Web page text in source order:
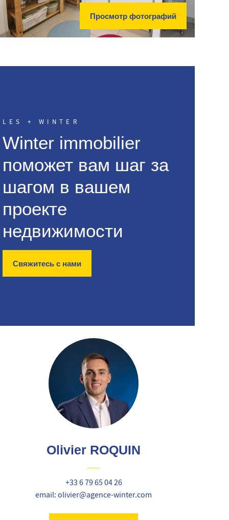
Просмотр фотографий
LES + WINTER
Winter immobilier
поможет вам шаг за
шагом в вашем
проекте
недвижимости
Свяжитесь с нами
Olivier ROQUIN
+33 6 79 65 04 26
email: olivier@agence-winter.com